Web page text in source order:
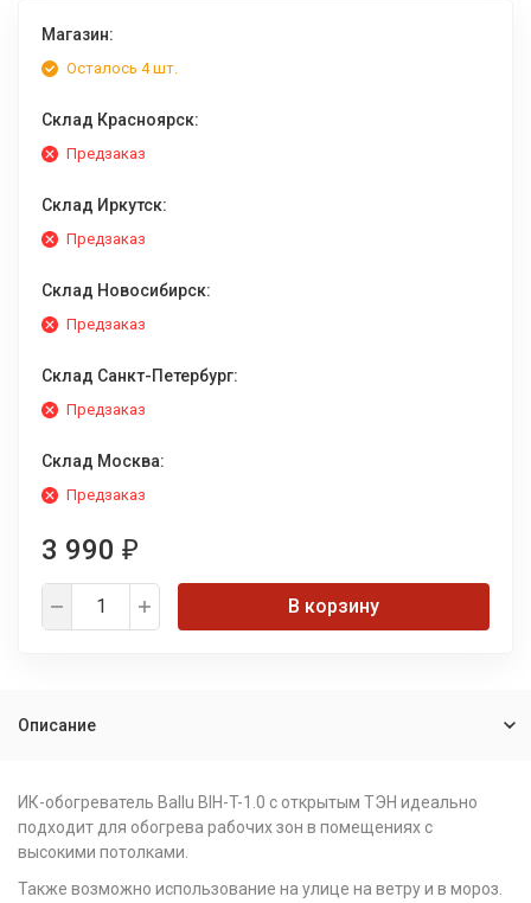
Магазин:
Осталось 4 шт.
Склад Красноярск:
Предзаказ
Склад Иркутск:
Предзаказ
Склад Новосибирск:
Предзаказ
Склад Санкт-Петербург:
Предзаказ
Склад Москва:
Предзаказ
3 990 ₽
В корзину
Описание
ИК-обогреватель Ballu BIH-T-1.0 с открытым ТЭН идеально
подходит для обогрева рабочих зон в помещениях с
высокими потолками.
Также возможно использование на улице на ветру и в мороз.